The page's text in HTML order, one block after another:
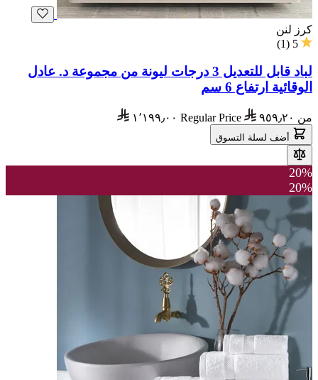
كرز لنن
5
(
1
)
لباد قابل للتعديل 3 درجات ليونة من مجموعة د. عادل
الوقائية ارتفاع 6 سم
من ٩٥٩٫٢٠ Regular Price ١٬١٩٩٫٠٠
أضف لسلة التسوق
20%
20%